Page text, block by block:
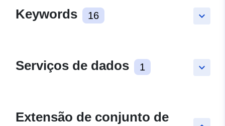
keyboard_arrow_down
Keywords 16
keyboard_arrow_down
Serviços de dados 1
Extensão de conjunto de